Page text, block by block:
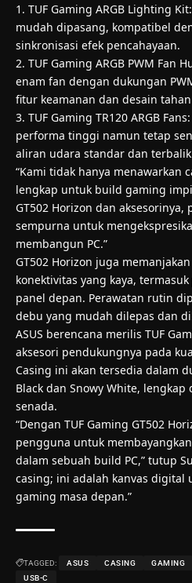
1. TUF Gaming ARGB Lighting
mudah dipasang, kompatibel
sinkronisasi efek pencahayaan.
2. TUF Gaming ARGB PWM Fan
enam fan dengan dukungan
fitur keamanan dan desain
3. TUF Gaming TR120 ARGB
performa tinggi namun tetap
aliran udara standar dan
“Kami tidak hanya menawarkan
lengkap untuk build gaming
GT502 Horizon dan
sempurna untuk
membangun PC.”
GT502 Horizon juga
konektivitas yang kaya, termasuk
panel depan. Perawatan rutin
debu yang mudah dilepas dan
ASUS berencana merilis TUF
aksesori pendukungnya pada
Casing ini akan tersedia dalam
Black dan Snowy White,
senada.
“Dengan TUF Gaming GT502
pengguna untuk
dalam sebuah build PC,” tutup
casing; ini adalah kanvas digital
gaming masa depan.”
TAGGED: ASUS CASING GAMING
USB-C